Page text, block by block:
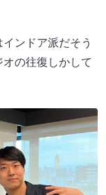
ンドア派だそう
の往復しかして